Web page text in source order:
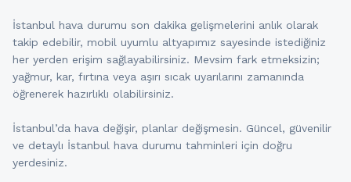
İstanbul hava durumu son dakika gelişmelerini anlık olarak
takip edebilir, mobil uyumlu altyapımız sayesinde istediğiniz
her yerden erişim sağlayabilirsiniz. Mevsim fark etmeksizin;
yağmur, kar, fırtına veya aşırı sıcak uyarılarını zamanında
öğrenerek hazırlıklı olabilirsiniz.
İstanbul’da hava değişir, planlar değişmesin. Güncel, güvenilir
ve detaylı İstanbul hava durumu tahminleri için doğru
yerdesiniz.